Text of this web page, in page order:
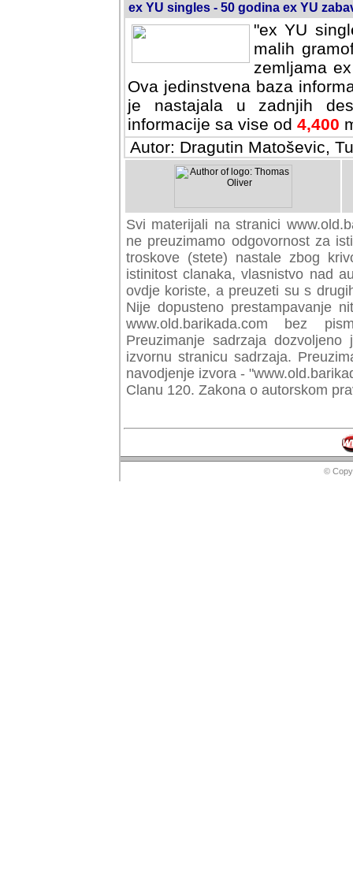
ex YU singles - 50 godina ex YU
"ex YU
malih
zemljama
Ova jedinstvena baza
je nastajala u zadnjih
informacije sa vise od 4,400
Autor: Dragutin Matoševic,
Svi materijali na stranici
preuzimamo odgovornost za
troskove (stete) nastale zbog
istinitost clanaka, vlasnistvo nad
ovdje koriste, a preuzeti su s
Nije dopusteno prestampavanje
www.old.barikada.com bez
Preuzimanje sadrzaja
izvornu stranicu sadrzaja.
navodjenje izvora -
Clanu 120. Zakona o autorskom
©